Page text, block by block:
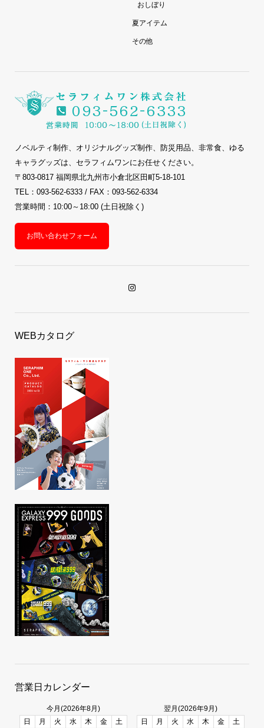
おしぼり
夏アイテム
その他
ノベルティ制作、オリジナルグッズ制作、防災用品、非常食、ゆる
キャラグッズは、セラフィムワンにお任せください。
〒803-0817 福岡県北九州市小倉北区田町5-18-101
TEL：093-562-6333 / FAX：093-562-6334
営業時間：10:00～18:00 (土日祝除く)
お問い合わせフォーム
WEBカタログ
営業日カレンダー
今月(2026年8月)
日
月 火 水 木 金
土
翌月(2026年9月)
日
月 火 水 木 金
土